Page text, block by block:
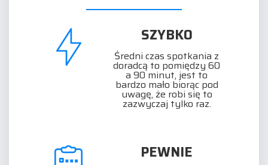
SZYBKO
Średni czas spotkania z
doradcą to pomiędzy 60
a 90 minut, jest to
bardzo mało biorąc pod
uwagę, że robi się to
zazwyczaj tylko raz.
PEWNIE